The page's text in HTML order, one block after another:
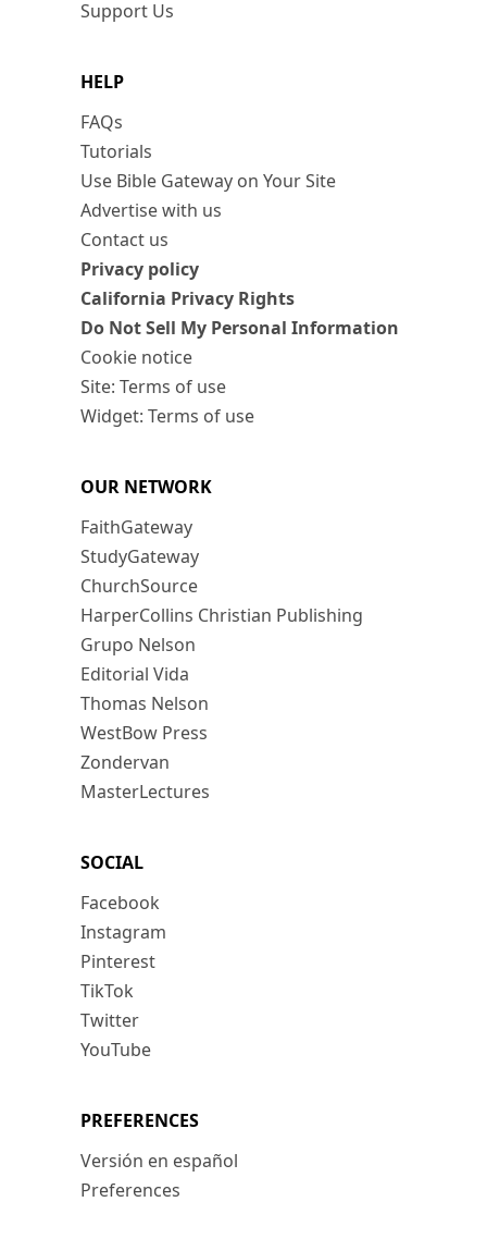
Support Us
HELP
FAQs
Tutorials
Use Bible Gateway on Your Site
Advertise with us
Contact us
Privacy policy
California Privacy Rights
Do Not Sell My Personal Information
Cookie notice
Site: Terms of use
Widget: Terms of use
OUR NETWORK
FaithGateway
StudyGateway
ChurchSource
HarperCollins Christian Publishing
Grupo Nelson
Editorial Vida
Thomas Nelson
WestBow Press
Zondervan
MasterLectures
SOCIAL
Facebook
Instagram
Pinterest
TikTok
Twitter
YouTube
PREFERENCES
Versión en español
Preferences